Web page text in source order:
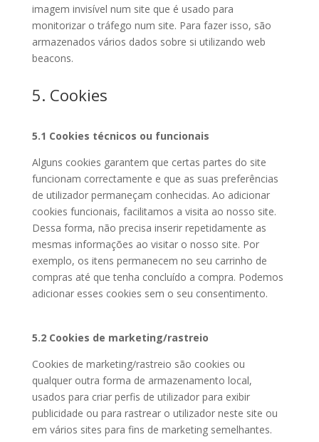
imagem invisível num site que é usado para
monitorizar o tráfego num site. Para fazer isso, são
armazenados vários dados sobre si utilizando web
beacons.
5. Cookies
5.1 Cookies técnicos ou funcionais
Alguns cookies garantem que certas partes do site
funcionam correctamente e que as suas preferências
de utilizador permaneçam conhecidas. Ao adicionar
cookies funcionais, facilitamos a visita ao nosso site.
Dessa forma, não precisa inserir repetidamente as
mesmas informações ao visitar o nosso site. Por
exemplo, os itens permanecem no seu carrinho de
compras até que tenha concluído a compra. Podemos
adicionar esses cookies sem o seu consentimento.
5.2 Cookies de marketing/rastreio
Cookies de marketing/rastreio são cookies ou
qualquer outra forma de armazenamento local,
usados para criar perfis de utilizador para exibir
publicidade ou para rastrear o utilizador neste site ou
em vários sites para fins de marketing semelhantes.